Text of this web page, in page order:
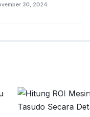
30, 2024